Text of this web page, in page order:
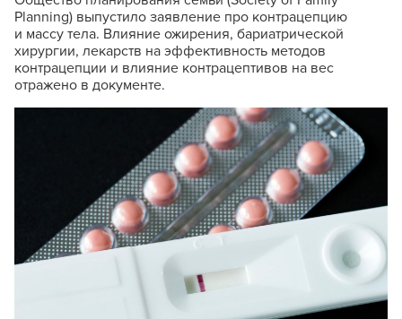
Planning) выпустило заявление про контрацепцию
и массу тела. Влияние ожирения, бариатрической
хирургии, лекарств на эффективность методов
контрацепции и влияние контрацептивов на вес
отражено в документе.